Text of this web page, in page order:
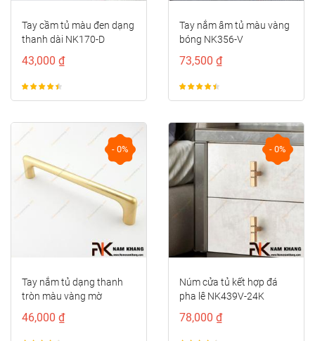
Tay nắm âm tủ màu vàng
bóng NK356-V
73,500 ₫
- 0%
Núm cửa tủ kết hợp đá
pha lê NK439V-24K
78,000 ₫
Tay cầm cửa tủ đồng cao
cấp NK211D-DVM
122,000 ₫
- 0%
Tay cầm cửa tủ đồng màu
đồng vàng viền đỏ
122,000 ₫